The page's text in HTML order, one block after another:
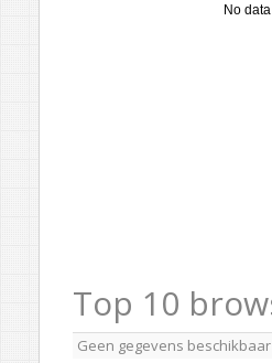
No data
Top 10
Geen gegevens